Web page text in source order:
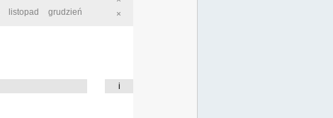
×
listopad grudzień
i